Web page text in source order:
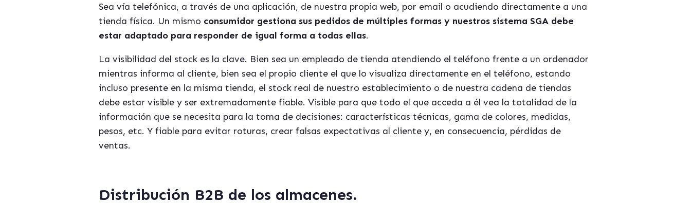
Sea vía telefónica, a través de una aplicación, de nuestra propia web, por email o acudiendo directamente a una
tienda física. Un mismo consumidor gestiona sus pedidos de múltiples formas y nuestros sistema SGA debe
estar adaptado para responder de igual forma a todas ellas.
La visibilidad del stock es la clave. Bien sea un empleado de tienda atendiendo el teléfono frente a un ordenador
mientras informa al cliente, bien sea el propio cliente el que lo visualiza directamente en el teléfono, estando
incluso presente en la misma tienda, el stock real de nuestro establecimiento o de nuestra cadena de tiendas
debe estar visible y ser extremadamente fiable. Visible para que todo el que acceda a él vea la totalidad de la
información que se necesita para la toma de decisiones: características técnicas, gama de colores, medidas,
pesos, etc. Y fiable para evitar roturas, crear falsas expectativas al cliente y, en consecuencia, pérdidas de
ventas.
Distribución B2B de los almacenes.